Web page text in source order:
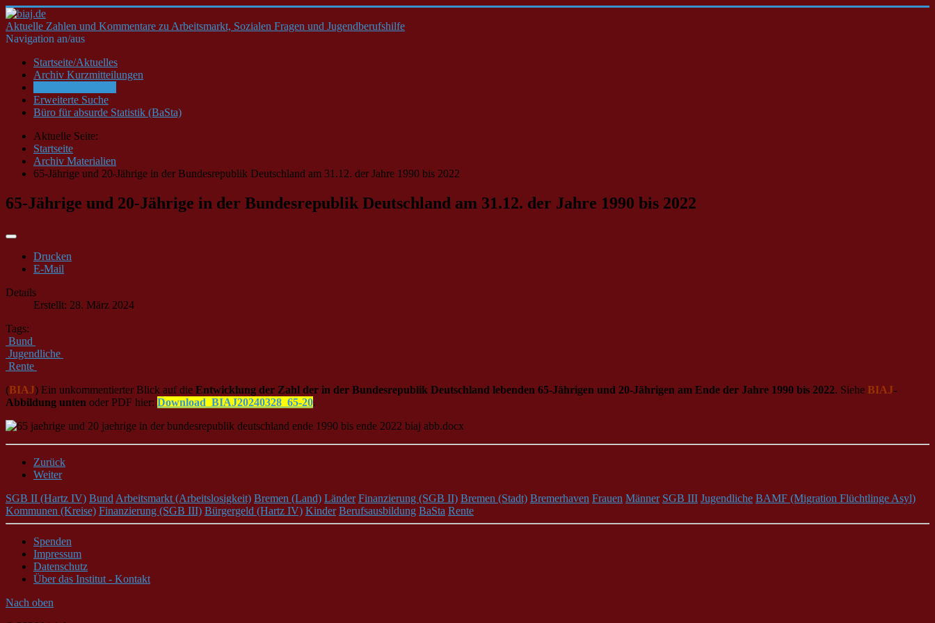
Aktuelle Zahlen und Kommentare zu Arbeitsmarkt, Sozialen Fragen und Jugendberufshilfe
Navigation an/aus
Startseite/Aktuelles
Archiv Kurzmitteilungen
Erweiterte Suche
Büro für absurde Statistik (BaSta)
Aktuelle Seite:
Startseite
Archiv Materialien
65-Jährige und 20-Jährige in der Bundesrepublik Deutschland am 31.12. der Jahre 1990 bis 2022
65-Jährige und 20-Jährige in der Bundesrepublik Deutschland am 31.12. der Jahre 1990 bis 2022
Drucken
E-Mail
Details
Erstellt: 28. März 2024
Tags:
Bund
Jugendliche
Rente
(BIAJ) Ein unkommentierter Blick auf die Entwicklung der Zahl der in der Bundesrepublik Deutschland lebenden 65-Jährigen und 20-Jährigen am Ende der Jahre 1990 bis 2022. Siehe BIAJ-
Abbildung unten oder PDF hier: Download_BIAJ20240328_65-20.
Zurück
Weiter
SGB II (Hartz IV) Bund Arbeitsmarkt (Arbeitslosigkeit) Bremen (Land) Länder Finanzierung (SGB II) Bremen (Stadt) Bremerhaven Frauen Männer SGB III Jugendliche BAMF (Migration Flüchtlinge Asyl)
Kommunen (Kreise) Finanzierung (SGB III) Bürgergeld (Hartz IV) Kinder Berufsausbildung BaSta Rente
Spenden
Impressum
Datenschutz
Über das Institut - Kontakt
Nach oben